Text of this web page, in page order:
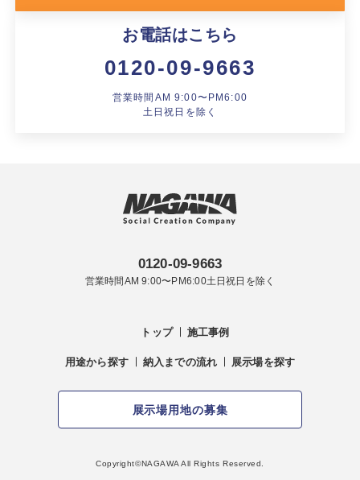
お電話はこちら
0120-09-9663
営業時間AM 9:00〜PM6:00
土日祝日を除く
0120-09-9663
営業時間AM 9:00〜PM6:00土日祝日を除く
トップ 施工事例
用途から探す 納入までの流れ 展示場を探す
展示場用地の募集
Copyright©︎NAGAWA All Rights Reserved.